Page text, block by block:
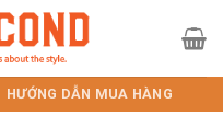
HƯỚNG DẪN MUA HÀNG